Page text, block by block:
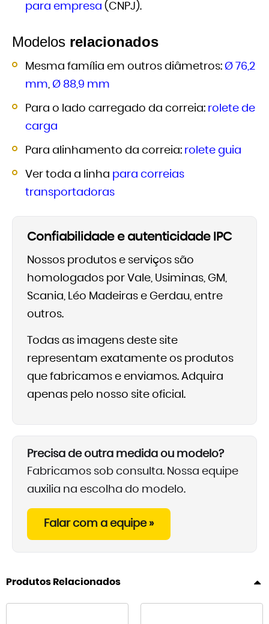
para empresa (CNPJ).
Modelos relacionados
Mesma família em outros diâmetros: Ø 76,2
mm, Ø 88,9 mm
Para o lado carregado da correia: rolete de
carga
Para alinhamento da correia: rolete guia
Ver toda a linha para correias
transportadoras
Confiabilidade e autenticidade IPC
Nossos produtos e serviços são
homologados por Vale, Usiminas, GM,
Scania, Léo Madeiras e Gerdau, entre
outros.
Todas as imagens deste site
representam exatamente os produtos
que fabricamos e enviamos. Adquira
apenas pelo nosso site oficial.
Precisa de outra medida ou modelo?
Fabricamos sob consulta. Nossa equipe
auxilia na escolha do modelo.
Falar com a equipe »
Produtos Relacionados